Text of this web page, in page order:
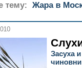
тему:
Жара в
Засуха